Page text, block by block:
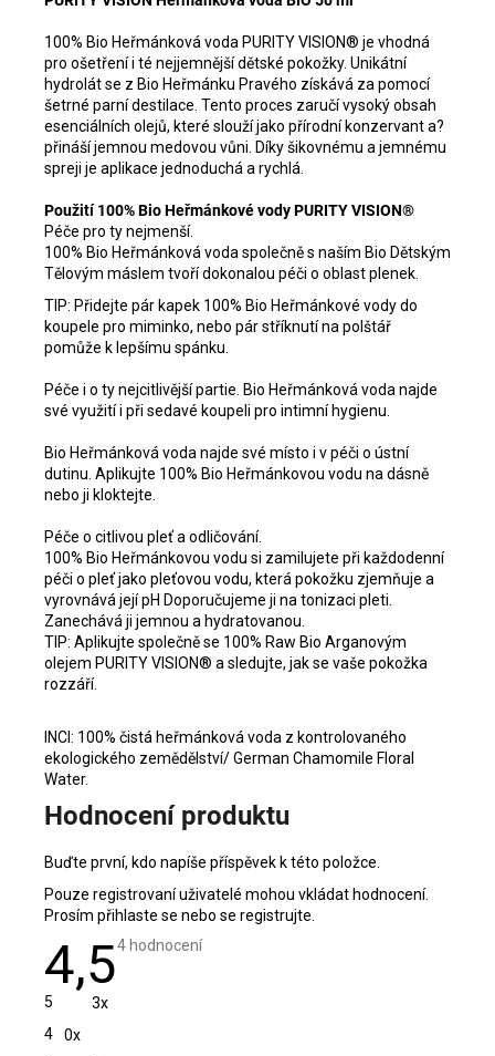
100% Bio Heřmánková voda PURITY VISION® je vhodná
pro ošetření i té nejjemnější dětské pokožky. Unikátní
hydrolát se z Bio Heřmánku Pravého získává za pomocí
šetrné parní destilace. Tento proces zaručí vysoký obsah
esenciálních olejů, které slouží jako přírodní konzervant a?
přináší jemnou medovou vůni. Díky šikovnému a jemnému
spreji je aplikace jednoduchá a rychlá.
Použití 100% Bio Heřmánkové vody PURITY VISION®
Péče pro ty nejmenší.
100% Bio Heřmánková voda společně s naším Bio Dětským
Tělovým máslem tvoří dokonalou péči o oblast plenek.
TIP: Přidejte pár kapek 100% Bio Heřmánkové vody do
koupele pro miminko, nebo pár stříknutí na polštář
pomůže k lepšímu spánku.
Péče i o ty nejcitlivější partie. Bio Heřmánková voda najde
své využití i při sedavé koupeli pro intimní hygienu.
Bio Heřmánková voda najde své místo i v péči o ústní
dutinu. Aplikujte 100% Bio Heřmánkovou vodu na dásně
nebo ji kloktejte.
Péče o citlivou pleť a odličování.
100% Bio Heřmánkovou vodu si zamilujete při každodenní
péči o pleť jako pleťovou vodu, která pokožku zjemňuje a
vyrovnává její pH Doporučujeme ji na tonizaci pleti.
Zanechává ji jemnou a hydratovanou.
TIP: Aplikujte společně se 100% Raw Bio Arganovým
olejem PURITY VISION® a sledujte, jak se vaše pokožka
rozzáří.
INCI: 100% čistá heřmánková voda z kontrolovaného
ekologického zemědělství/ German Chamomile Floral
Water.
Hodnocení produktu
Buďte první, kdo napíše příspěvek k této položce.
Pouze registrovaní uživatelé mohou vkládat hodnocení.
Prosím přihlaste se nebo se registrujte.
4,5Průměrné
4 hodnocení
5
3x
4
0x